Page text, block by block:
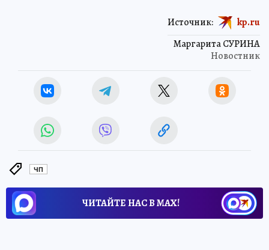
Маргарита СУРИНА
Новостник
Источник: kp.ru
ЧП
ЧИТАЙТЕ НАС В МАХ!